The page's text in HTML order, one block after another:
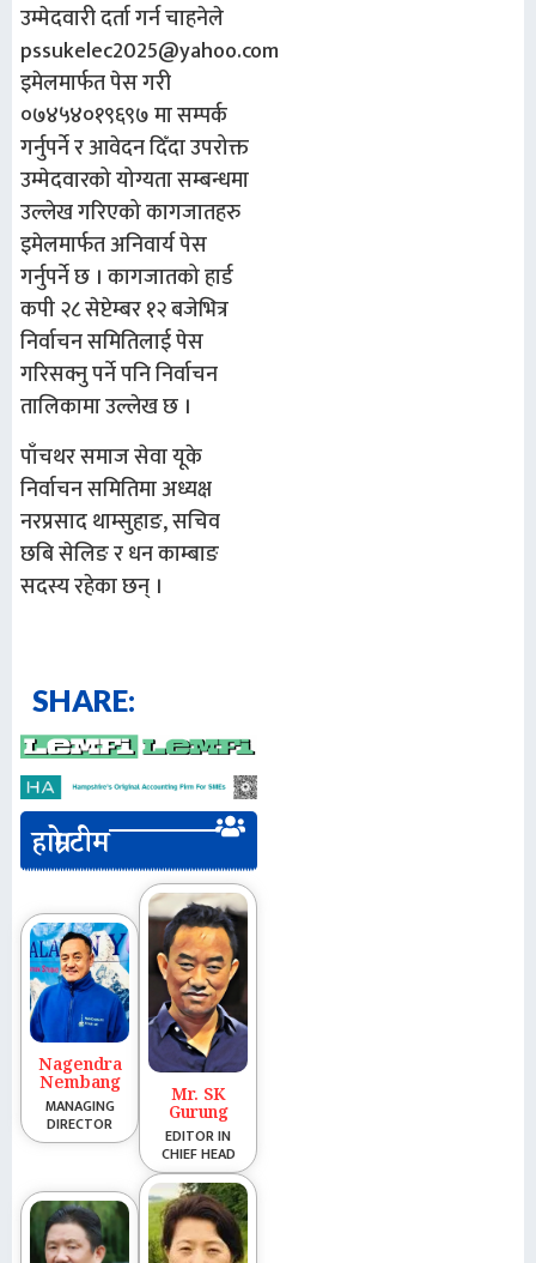
उम्मेदवारी दर्ता गर्न चाहनेले
pssukelec2025@yahoo.com
इमेलमार्फत पेस गरी
०७४५४०१९६९७ मा सम्पर्क
गर्नुपर्ने र आवेदन दिँदा उपरोक्त
उम्मेदवारको योग्यता सम्बन्धमा
उल्लेख गरिएको कागजातहरु
इमेलमार्फत अनिवार्य पेस
गर्नुपर्ने छ । कागजातको हार्ड
कपी २८ सेप्टेम्बर १२ बजेभित्र
निर्वाचन समितिलाई पेस
गरिसक्नु पर्ने पनि निर्वाचन
तालिकामा उल्लेख छ ।
पाँचथर समाज सेवा यूके
निर्वाचन समितिमा अध्यक्ष
नरप्रसाद थाम्सुहाङ, सचिव
छबि सेलिङ र धन काम्बाङ
सदस्य रहेका छन् ।
SHARE:
हाम्रो टीम
Nagendra
Nembang
MANAGING
DIRECTOR
Mr. SK
Gurung
EDITOR IN
CHIEF HEAD